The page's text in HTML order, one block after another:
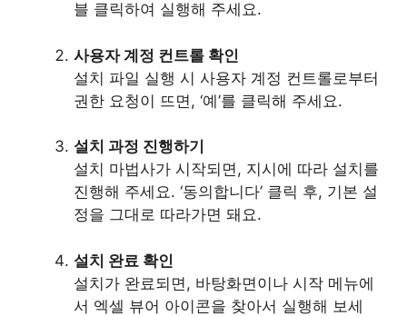
블 클릭하여 실행해 주세요.
사용자 계정 컨트롤 확인
설치 파일 실행 시 사용자 계정 컨트롤로부터
권한 요청이 뜨면, ‘예’를 클릭해 주세요.
설치 과정 진행하기
설치 마법사가 시작되면, 지시에 따라 설치를
진행해 주세요. ‘동의합니다’ 클릭 후, 기본 설
정을 그대로 따라가면 돼요.
설치 완료 확인
설치가 완료되면, 바탕화면이나 시작 메뉴에
서 엑셀 뷰어 아이콘을 찾아서 실행해 보세